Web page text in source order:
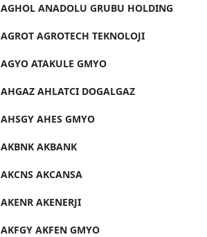
AGHOL ANADOLU GRUBU HOLDING
AGROT AGROTECH TEKNOLOJI
AGYO ATAKULE GMYO
AHGAZ AHLATCI DOGALGAZ
AHSGY AHES GMYO
AKBNK AKBANK
AKCNS AKCANSA
AKENR AKENERJI
AKFGY AKFEN GMYO